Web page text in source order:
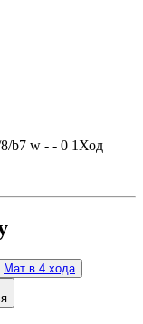
b7 w - - 0 1 Ход
Мат в 4 хода